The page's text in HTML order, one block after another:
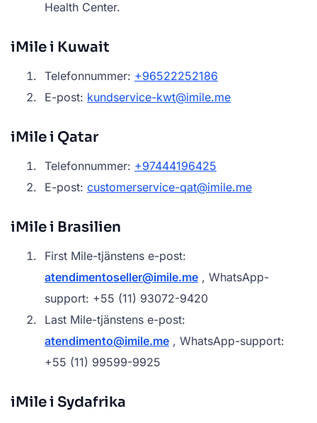
Health Center.
iMile i Kuwait
Telefonnummer: +96522252186
E-post: kundservice-kwt@imile.me
iMile i Qatar
Telefonnummer: +97444196425
E-post: customerservice-qat@imile.me
iMile i Brasilien
First Mile-tjänstens e-post:
atendimentoseller@imile.me , WhatsApp-
support: +55 (11) 93072-9420
Last Mile-tjänstens e-post:
atendimento@imile.me , WhatsApp-support:
+55 (11) 99599-9925
iMile i Sydafrika